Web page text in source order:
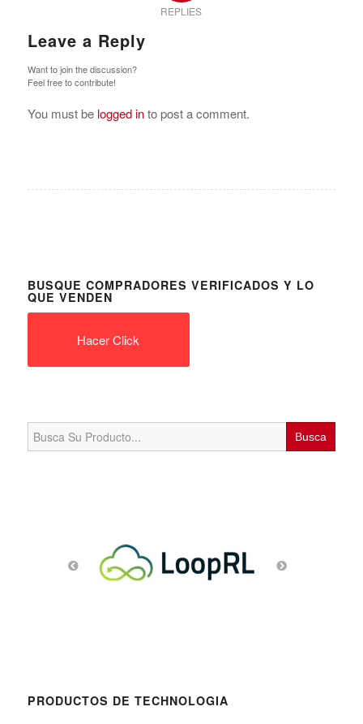
REPLIES
Leave a Reply
Want to join the discussion?
Feel free to contribute!
You must be logged into post a comment.
BUSQUE COMPRADORES VERIFICADOS Y LO
QUE VENDEN
Hacer Click
Search
for:
PRODUCTOS DE TECHNOLOGIA